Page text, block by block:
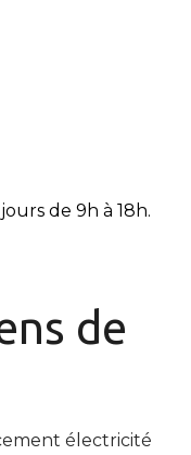
de 9h à 18h.
de
électricité